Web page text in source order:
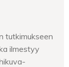
tutkimukseen
ilmestyy